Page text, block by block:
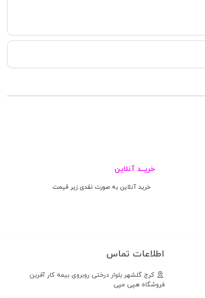
خریــد آنلاین
خرید آنلاین به صورت نقدی زیر قیمت
اطلاعات تماس
کرج گلشهر بلوار درختی روبروی بیمه کار آفرین
فروشگاه هپی مپی